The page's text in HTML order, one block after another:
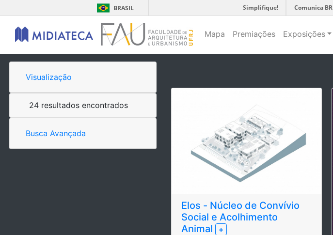
BRASIL Simplifique! Comunica BR
Mapa Premiações Exposições
Visualização
24 resultados encontrados
Busca Avançada
Elos - Núcleo de Convívio
Social e Acolhimento
Animal
+